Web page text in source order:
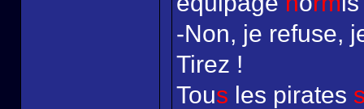
-Non, je refuse,
Tirez !
Tous les pirates